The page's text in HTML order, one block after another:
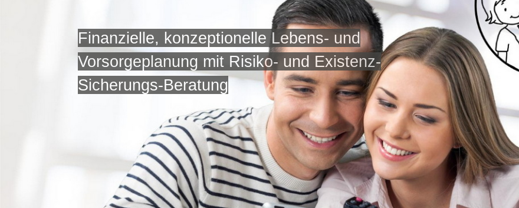
Finanzielle, konzeptionelle Lebens- und
Vorsorgeplanung mit Risiko- und Existenz-
Sicherungs-Beratung